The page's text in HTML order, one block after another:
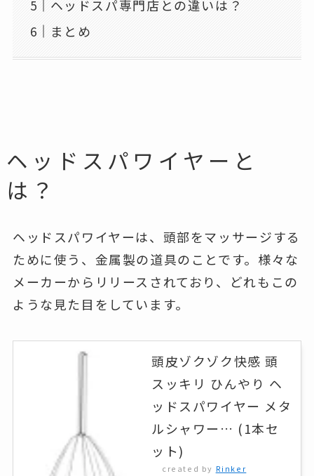
ヘッドスパ専門店との違いは？
まとめ
ヘッドスパワイヤーと
は？
ヘッドスパワイヤーは、頭部をマッサージする
ために使う、金属製の道具のことです。様々な
メーカーからリリースされており、どれもこの
ような見た目をしています。
頭皮ゾクゾク快感 頭
スッキリ ひんやり ヘ
ッドスパワイヤー メタ
ルシャワー… (1本セ
ット)
created by Rinker